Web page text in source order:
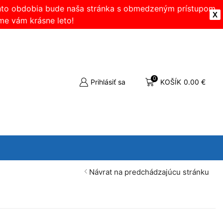
X
obdobia bude naša stránka s obmedzeným prístupom.
vám krásne leto!
Prihlásiť sa 0 KOŠÍK 0.00 €
Návrat na predchádzajúcu stránku